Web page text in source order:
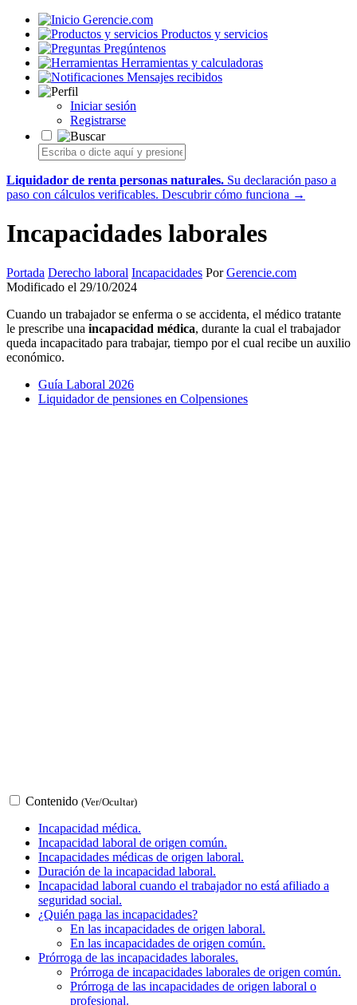
Gerencie.com
Productos y servicios
Pregúntenos
Herramientas y calculadoras
Mensajes recibidos
Iniciar sesión
Registrarse
Liquidador de renta personas naturales. Su declaración paso a
paso con cálculos verificables. Descubrir cómo funciona →
Incapacidades laborales
Portada Derecho laboral Incapacidades PorGerencie.com
Modificado el 29/10/2024
Cuando un trabajador se enferma o se accidenta, el médico tratante
le prescribe una incapacidad médica, durante la cual el trabajador
queda incapacitado para trabajar, tiempo por el cual recibe un auxilio
económico.
Guía Laboral 2026
Liquidador de pensiones en Colpensiones
Contenido (Ver/Ocultar)
Incapacidad médica.
Incapacidad laboral de origen común.
Incapacidades médicas de origen laboral.
Duración de la incapacidad laboral.
Incapacidad laboral cuando el trabajador no está afiliado a
seguridad social.
¿Quién paga las incapacidades?
En las incapacidades de origen laboral.
En las incapacidades de origen común.
Prórroga de las incapacidades laborales.
Prórroga de incapacidades laborales de origen común.
Prórroga de las incapacidades de origen laboral o
profesional.